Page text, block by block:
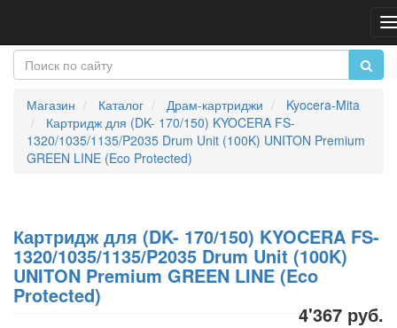
Магазин Каталог Драм-картриджи
Kyocera-Mita
Картридж для (DK- 170/150) KYOCERA FS-
1320/1035/1135/P2035 Drum Unit (100K) UNITON Premium
GREEN LINE (Eco Protected)
Картридж для (DK- 170/150) KYOCERA FS-
1320/1035/1135/P2035 Drum Unit (100K)
UNITON Premium GREEN LINE (Eco
Protected)
4'367 руб.